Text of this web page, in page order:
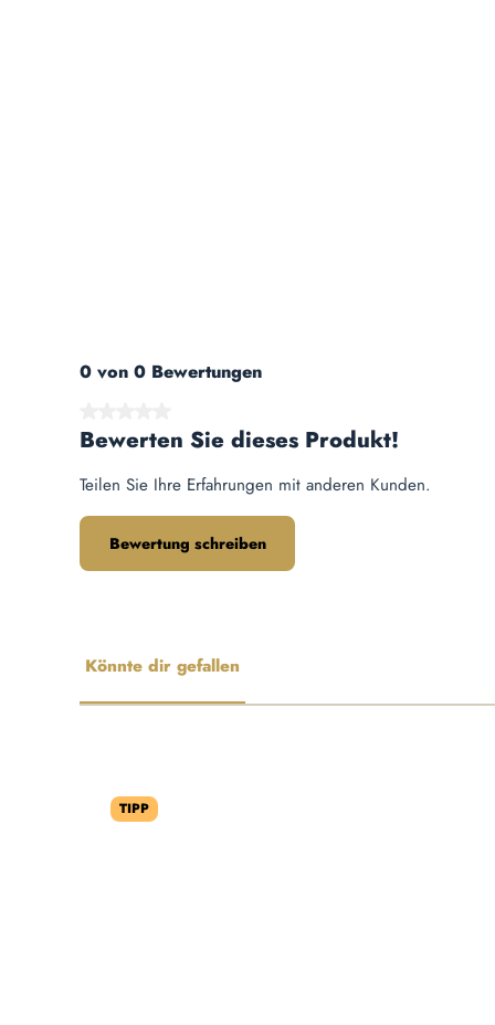
0 von 0 Bewertungen
Bewerten Sie dieses Produkt!
Teilen Sie Ihre Erfahrungen mit anderen Kunden.
Bewertung schreiben
Könnte dir gefallen
TIPP